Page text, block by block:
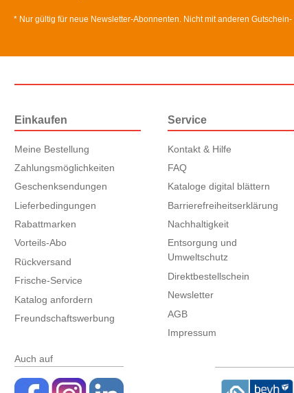
* Nur gültig für neue Newsletter-Abonnenten. Nicht mit anderen
Einkaufen
Meine Bestellung
Zahlungsmöglichkeiten
Geschenksendungen
Lieferbedingungen
Rabattmarken
Vorteils-Abo
Rückversand
Frische-Service
Katalog anfordern
Freundschaftswerbung
Service
Kontakt & Hilfe
FAQ
Kataloge digital blättern
Barrierefreiheitserklärung
Nachhaltigkeit
Entsorgung und
Umweltschutz
Direktbestellschein
Newsletter
AGB
Impressum
Auch auf